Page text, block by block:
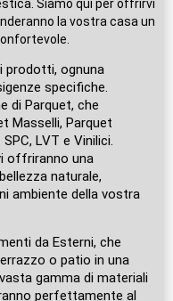
Siamo qui per offrirvi
la vostra casa un
prodotti, ognuna
specifiche.
di Parquet, che
Masselli, Parquet
LVT e Vinilici.
offriranno una
naturale,
ambiente della vostra
da Esterni, che
o patio in una
gamma di materiali
perfettamente al